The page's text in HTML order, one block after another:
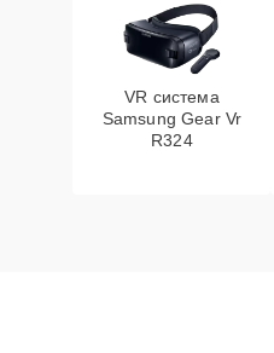
VR система
Samsung Gear Vr
R324